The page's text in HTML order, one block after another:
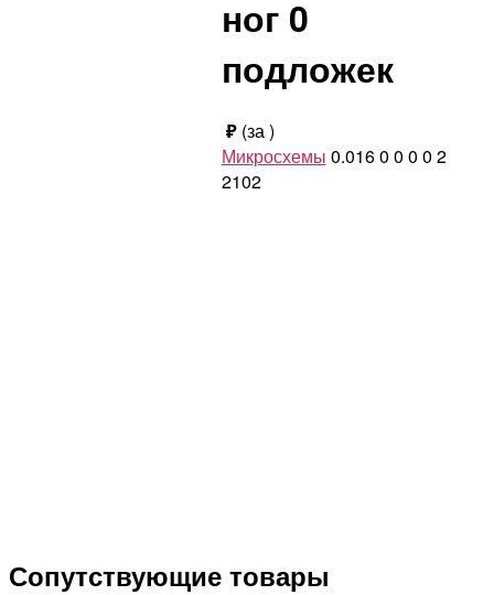
ног 0
подложек
₽ (за)
Микросхемы 0.0160 0 0 0 2
2102
Сопутствующие товары